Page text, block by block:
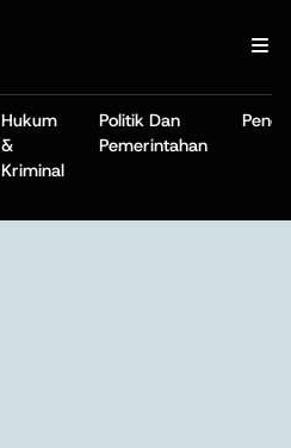
Hukum
&
Kriminal
Politik Dan
Pemerintahan